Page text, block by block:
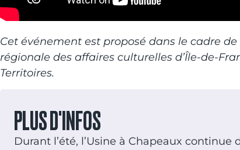
Cet événement est proposé dans le cadre
régionale des affaires culturelles d’Île-de-
Territoires.
PLUS D'INFOS
Durant l’été, l’Usine à Chapeaux